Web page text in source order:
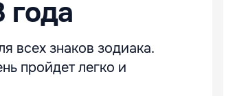
года
всех знаков зодиака.
пройдет легко и